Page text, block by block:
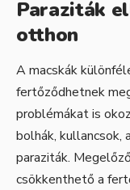
Paraziták
otthon
A macskák
fertőződhetnek
problémákat is
bolhák, kullancsok,
paraziták.
csökkenthető a